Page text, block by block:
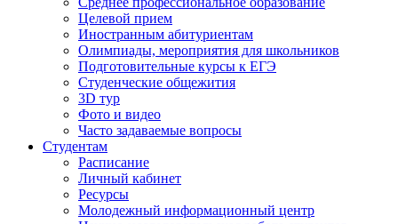
Целевой прием
Иностранным абитуриентам
Олимпиады, мероприятия для школьников
Подготовительные курсы к ЕГЭ
Студенческие общежития
3D тур
Фото и видео
Часто задаваемые вопросы
Студентам
Расписание
Личный кабинет
Ресурсы
Молодежный информационный центр